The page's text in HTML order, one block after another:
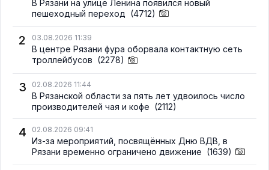
В Рязани на улице Ленина появился новый
пешеходный переход (4712)
2 03.08.2026 11:39
В центре Рязани фура оборвала контактную сеть
троллейбусов (2278)
3 02.08.2026 11:44
В Рязанской области за пять лет удвоилось число
производителей чая и кофе (2112)
4 02.08.2026 09:41
Из-за мероприятий, посвящённых Дню ВДВ, в
Рязани временно ограничено движение (1639)